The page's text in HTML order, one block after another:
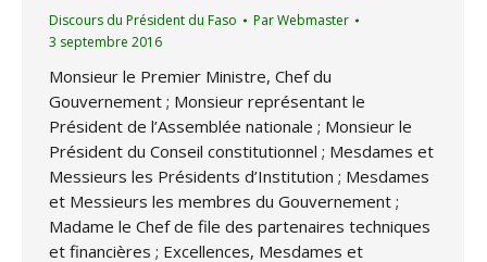
Discours du Président du Faso ParWebmaster
3 septembre 2016
Monsieur le Premier Ministre, Chef du
Gouvernement ; Monsieur représentant le
Président de l’Assemblée nationale ; Monsieur le
Président du Conseil constitutionnel ; Mesdames et
Messieurs les Présidents d’Institution ; Mesdames
et Messieurs les membres du Gouvernement ;
Madame le Chef de file des partenaires techniques
et financières ; Excellences, Mesdames et